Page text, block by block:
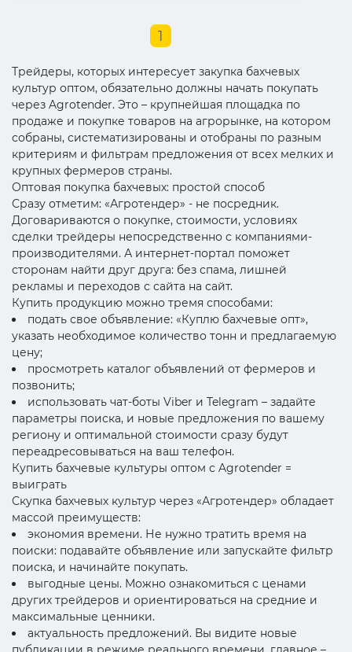
1
Трейдеры, которых интересует закупка бахчевых
культур оптом, обязательно должны начать покупать
через Agrotender. Это – крупнейшая площадка по
продаже и покупке товаров на агрорынке, на котором
собраны, систематизированы и отобраны по разным
критериям и фильтрам предложения от всех мелких и
крупных фермеров страны.
Оптовая покупка бахчевых: простой способ
Сразу отметим: «Агротендер» - не посредник.
Договариваются о покупке, стоимости, условиях
сделки трейдеры непосредственно с компаниями-
производителями. А интернет-портал поможет
сторонам найти друг друга: без спама, лишней
рекламы и переходов с сайта на сайт.
Купить продукцию можно тремя способами:
подать свое объявление: «Куплю бахчевые опт»,
указать необходимое количество тонн и предлагаемую
цену;
просмотреть каталог объявлений от фермеров и
позвонить;
использовать чат-боты Viber и Telegram – задайте
параметры поиска, и новые предложения по вашему
региону и оптимальной стоимости сразу будут
переадресовываться на ваш телефон.
Купить бахчевые культуры оптом с Agrotender =
выиграть
Скупка бахчевых культур через «Агротендер» обладает
массой преимуществ:
экономия времени. Не нужно тратить время на
поиски: подавайте объявление или запускайте фильтр
поиска, и начинайте покупать.
выгодные цены. Можно ознакомиться с ценами
других трейдеров и ориентироваться на средние и
максимальные ценники.
актуальность предложений. Вы видите новые